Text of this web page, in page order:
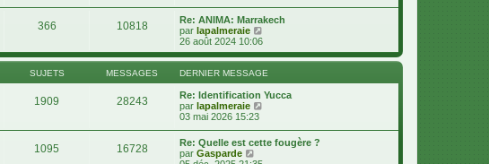
a
g
e
i
e
r
m
e
s
s
a
g
e
e
d
e
r
n
i
r
m
e
s
s
a
366 10818
Re: ANIMA: Marrakech
par lapalmeraie
i
r
l
e
d
e
26 août 2024 10:06
SUJETS MESSAGES DERNIER MESSAGE
1909 28243
Re: Identification Yucca
par lapalmeraie
l
03 mai 2026 15:23
1095 16728
Re: Quelle est cette fougère ?
par Gasparde